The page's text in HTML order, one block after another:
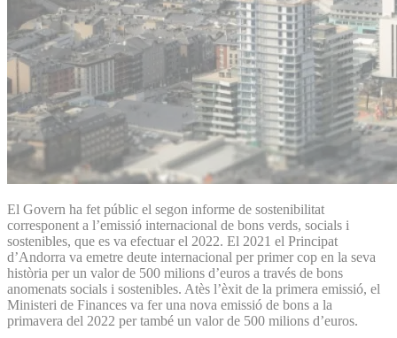
El Govern ha fet públic el segon informe de sostenibilitat
corresponent a l’emissió internacional de bons verds, socials i
sostenibles, que es va efectuar el 2022. El 2021 el Principat
d’Andorra va emetre deute internacional per primer cop en la seva
història per un valor de 500 milions d’euros a través de bons
anomenats socials i sostenibles. Atès l’èxit de la primera emissió, el
Ministeri de Finances va fer una nova emissió de bons a la
primavera del 2022 per també un valor de 500 milions d’euros.